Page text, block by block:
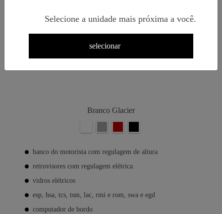
L1H1
Branco Glacier
banco do motorista com regulagem de altura
retrovisores com regulagem elétrica
vidros elétricos
esp, hsa, tcs, tsm, lac, rmi e rom, swa e egd
computador de bordo
Selecione a unidade mais próxima a você.
selecionar